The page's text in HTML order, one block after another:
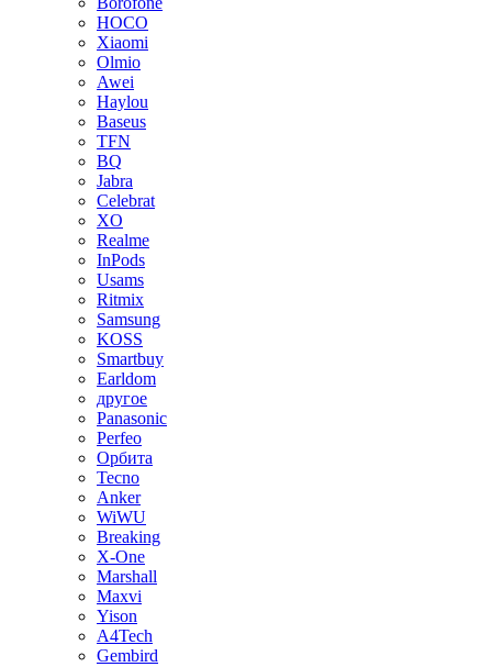
HOCO
Xiaomi
Olmio
Awei
Haylou
Baseus
TFN
BQ
Jabra
Celebrat
XO
Realme
InPods
Usams
Ritmix
Samsung
KOSS
Smartbuy
Earldom
другое
Panasonic
Perfeo
Орбита
Tecno
Anker
WiWU
Breaking
X-One
Marshall
Maxvi
Yison
A4Tech
Gembird